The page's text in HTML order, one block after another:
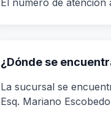
El número de atención
¿Dónde se
La sucursal se
Esq. Mariano